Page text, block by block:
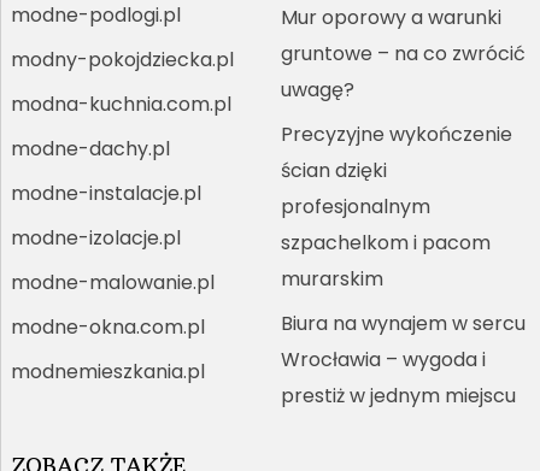
modne-podlogi.pl
modny-pokojdziecka.pl
modna-kuchnia.com.pl
modne-dachy.pl
modne-instalacje.pl
modne-izolacje.pl
modne-malowanie.pl
modne-okna.com.pl
modnemieszkania.pl
Mur oporowy a warunki
gruntowe – na co zwrócić
uwagę?
Precyzyjne wykończenie
ścian dzięki
profesjonalnym
szpachelkom i pacom
murarskim
Biura na wynajem w sercu
Wrocławia – wygoda i
prestiż w jednym miejscu